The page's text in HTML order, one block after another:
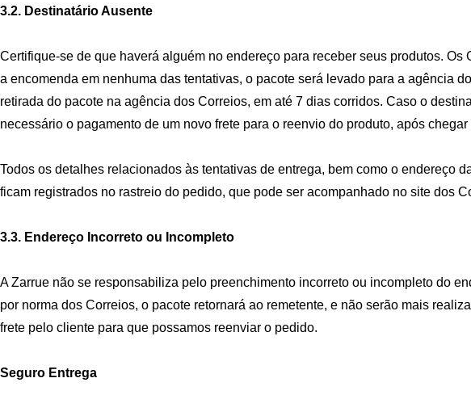
3.2. Destinatário Ausente
Certifique-se de que haverá alguém no endereço para receber seus produtos.
a encomenda em nenhuma das tentativas, o pacote será levado para a agência
retirada do pacote na agência dos Correios, em até 7 dias corridos. Caso o
necessário o pagamento de um novo frete para o reenvio do produto, após
Todos os detalhes relacionados às tentativas de entrega, bem como o endereço
ficam registrados no rastreio do pedido, que pode ser acompanhado no site dos
3.3. Endereço Incorreto ou Incompleto
A Zarrue não se responsabiliza pelo preenchimento incorreto ou incompleto do
por norma dos Correios, o pacote retornará ao remetente, e não serão mais
frete pelo cliente para que possamos reenviar o pedido.
Seguro Entrega